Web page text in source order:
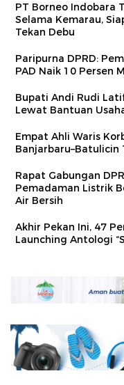
PT Borneo Indobara
Selama Kemarau,
Tekan Debu
Paripurna DPRD:
PAD Naik 10 Persen
Bupati Andi Rudi
Lewat Bantuan
Empat Ahli Waris
Banjarbaru–Batulicin
Rapat Gabungan
Pemadaman Listrik
Air Bersih
Akhir Pekan Ini, 47
Launching Antologi